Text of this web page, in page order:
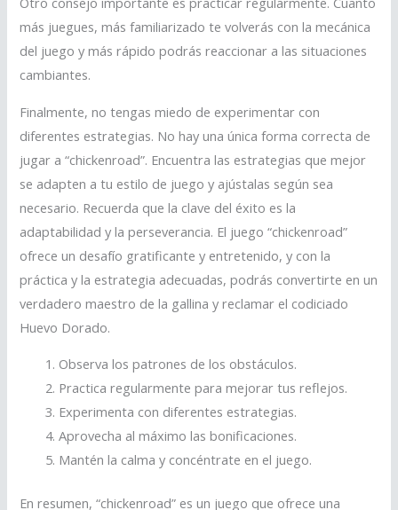
más juegues, más familiarizado te volverás con la mecánica
del juego y más rápido podrás reaccionar a las situaciones
cambiantes.
Finalmente, no tengas miedo de experimentar con
diferentes estrategias. No hay una única forma correcta de
jugar a “chickenroad”. Encuentra las estrategias que mejor
se adapten a tu estilo de juego y ajústalas según sea
necesario. Recuerda que la clave del éxito es la
adaptabilidad y la perseverancia. El juego “chickenroad”
ofrece un desafío gratificante y entretenido, y con la
práctica y la estrategia adecuadas, podrás convertirte en un
verdadero maestro de la gallina y reclamar el codiciado
Huevo Dorado.
Observa los patrones de los obstáculos.
Practica regularmente para mejorar tus reflejos.
Experimenta con diferentes estrategias.
Aprovecha al máximo las bonificaciones.
Mantén la calma y concéntrate en el juego.
En resumen, “chickenroad” es un juego que ofrece una